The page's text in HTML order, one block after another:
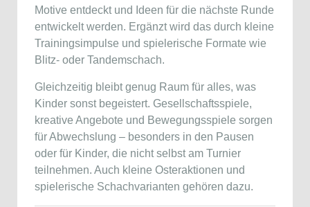
Motive entdeckt und Ideen für die nächste Runde
entwickelt werden. Ergänzt wird das durch kleine
Trainingsimpulse und spielerische Formate wie
Blitz- oder Tandemschach.
Gleichzeitig bleibt genug Raum für alles, was
Kinder sonst begeistert. Gesellschaftsspiele,
kreative Angebote und Bewegungsspiele sorgen
für Abwechslung – besonders in den Pausen
oder für Kinder, die nicht selbst am Turnier
teilnehmen. Auch kleine Osteraktionen und
spielerische Schachvarianten gehören dazu.